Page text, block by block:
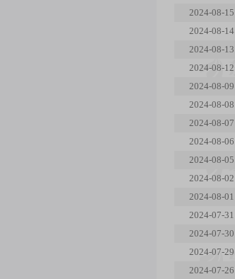
2024-08-15
2024-08-14
2024-08-13
2024-08-12
2024-08-09
2024-08-08
2024-08-07
2024-08-06
2024-08-05
2024-08-02
2024-08-01
2024-07-31
2024-07-30
2024-07-29
2024-07-26